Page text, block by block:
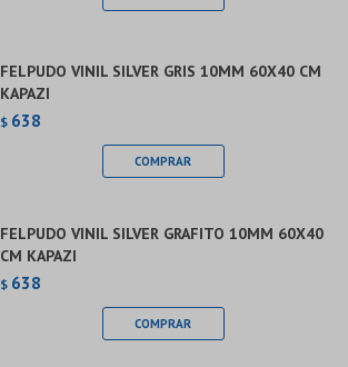
FELPUDO VINIL SILVER GRIS 10MM 60X40 CM
KAPAZI
$ 638
FELPUDO VINIL SILVER GRAFITO 10MM 60X40
CM KAPAZI
$ 638